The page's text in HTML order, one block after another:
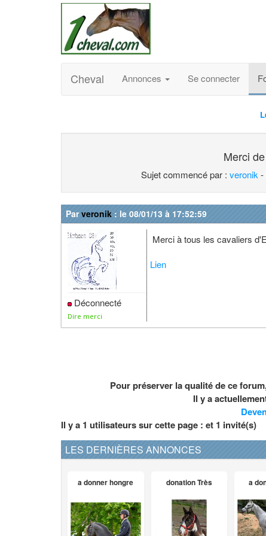
Cheval Annonces Se connecter
Merci
Sujet commencé par :veronik -
Parveronik : le 08/01/13 à 17:52:59
Déconnecté
Dire merci
Merci à tous les cavaliers
Lien
Pour préserver la qualité de ce
Il y a
Il y a 1 utilisateurs sur cette page : et 1 invité(s)
LES DERNIÈRES ANNONCES
a donner hongre donation Très a